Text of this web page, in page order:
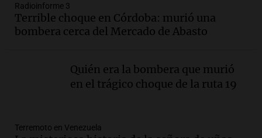
Audio.Solicitan quiebra de Lebron
Group en medio de una investigación
por estafa piramidal millonaria
Detienen a pareja en Alderete por
venta de medicamentos controlados
Episodios
Radioinforme 3
Terrible choque en Córdoba: murió una
bombera cerca del Mercado de Abasto
Quién era la bombera que murió
en el trágico choque de la ruta 19
Terremoto en Venezuela